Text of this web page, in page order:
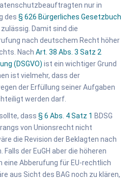
nur in
des § 626 Bürgerliches Gesetzbuch
Damit sind die
nach deutschem Recht höher
Nach Art. 38 Abs. 3 Satz 2
(DSGVO) ist ein wichtiger Grund
ist vielmehr, dass der
der Erfüllung seiner Aufgaben
werden darf.
dass § 6 Abs. 4 Satz 1 BDSG
von Unionsrecht nicht
die Revision der Beklagten nach
der EuGH aber die höheren
eine Abberufung für EU-rechtlich
aus Sicht des BAG noch zu klären,